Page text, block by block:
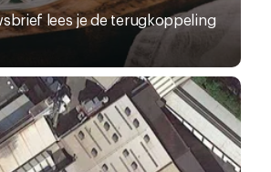
lees je de terugkoppeling